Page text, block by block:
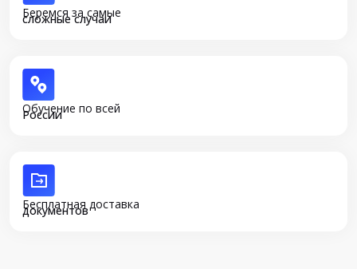
Беремся за самые
сложные случаи
Обучение по всей
России
Бесплатная доставка
документов